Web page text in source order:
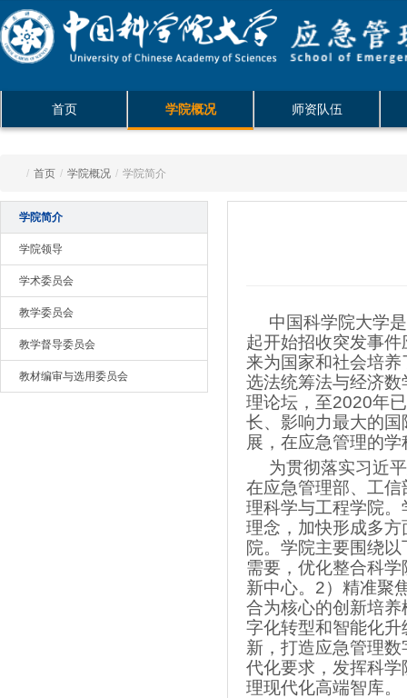
首页 学院概况 师资队伍
/ 首页 / 学院概况 / 学院简介
学院简介
学院领导
学术委员会
教学委员会
教学督导委员会
教材编审与选用委员会
中国科学院大学是
起开始招收突发事
来为国家和社会培
选法统筹法与经济
理论坛，至2020年
长、影响力最大的
展，在应急管理的
为贯彻落实习近平
在应急管理部、工
理科学与工程学院。
理念，加快形成多
院。学院主要围绕
需要，优化整合科
新中心。2）精准聚
合为核心的创新培
字化转型和智能化
新，打造应急管理
代化要求，发挥科
理现代化高端智库。